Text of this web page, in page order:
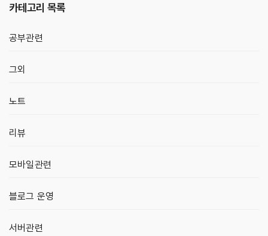
카테고리 목록
공부관련
그외
노트
리뷰
모바일관련
블로그 운영
서버관련